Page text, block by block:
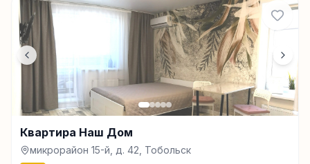
Квартира Наш Дом
микрорайон 15-й, д. 42, Тобольск